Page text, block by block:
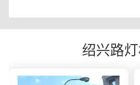
绍兴路